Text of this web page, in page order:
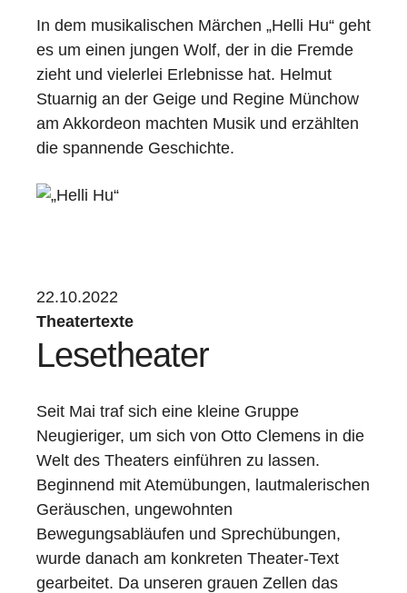
In dem musikalischen Märchen „Helli Hu“ geht
es um einen jungen Wolf, der in die Fremde
zieht und vielerlei Erlebnisse hat. Helmut
Stuarnig an der Geige und Regine Münchow
am Akkordeon machten Musik und erzählten
die spannende Geschichte.
22.10.2022
Theatertexte
Lesetheater
Seit Mai traf sich eine kleine Gruppe
Neugieriger, um sich von Otto Clemens in die
Welt des Theaters einführen zu lassen.
Beginnend mit Atemübungen, lautmalerischen
Geräuschen, ungewohnten
Bewegungsabläufen und Sprechübungen,
wurde danach am konkreten Theater-Text
gearbeitet. Da unseren grauen Zellen das